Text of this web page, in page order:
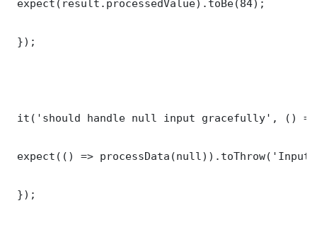
expect(result.processedValue).toBe(84);
});
it('should handle null input gracefully', ()
expect(() =>
});